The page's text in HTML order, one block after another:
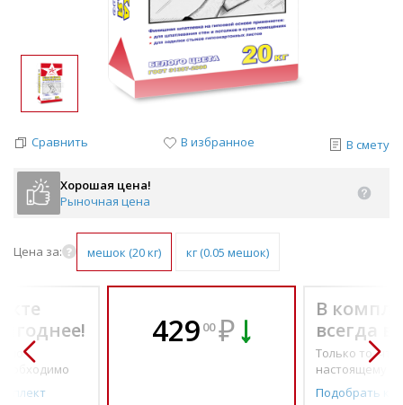
Сравнить В избранное В смету
Хорошая цена!
Рыночная цена
Цена за: мешок (20 кг) кг (0.05 мешок)
по-
429 00 ₽
В
всегда
Только то, что
настоящему
Подобрать